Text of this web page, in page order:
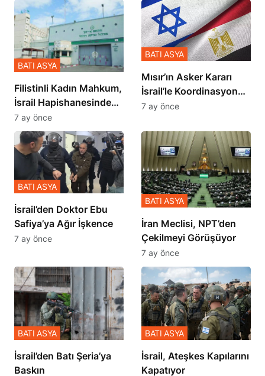
Filistinli Kadın Mahkum,
İsrail Hapishanesindeki
Zulmü Anlattı
BATI ASYA
7 ay önce
Mısır’ın Asker Kararı
İsrail’le Koordinasyon
İçinde Gerçekleşmiş
BATI ASYA
7 ay önce
İsrail’den Doktor Ebu
Safiya’ya Ağır İşkence
BATI ASYA
7 ay önce
İran Meclisi, NPT’den
Çekilmeyi Görüşüyor
BATI ASYA
7 ay önce
​​​​​​​İsrail’den Batı Şeria’ya
Baskın
BATI ASYA
İsrail, Ateşkes Kapılarını
Kapatıyor
BATI ASYA